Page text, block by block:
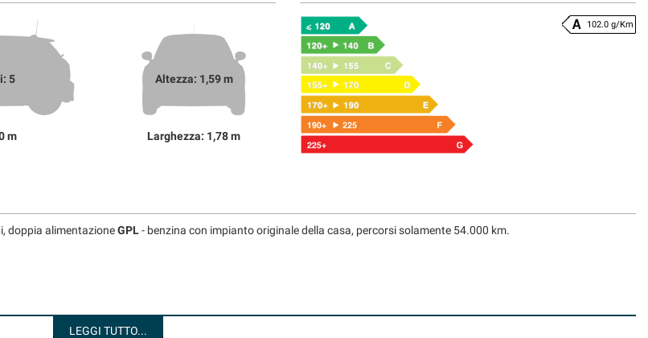
5
m
Altezza: 1,59 m
Larghezza: 1,78 m
102.0 g/Km
doppia alimentazioneGPL- benzina con impianto originale della casa, percorsi solamente 54.000 km.
LEGGI TUTTO...